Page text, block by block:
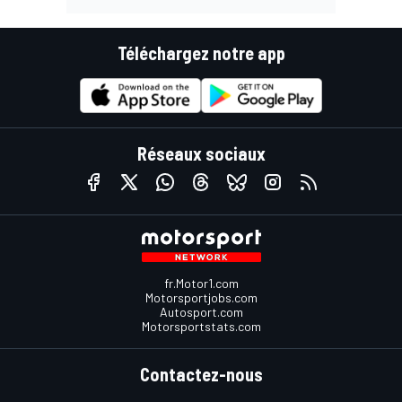
Téléchargez notre app
Réseaux sociaux
fr.Motor1.com
Motorsportjobs.com
Autosport.com
Motorsportstats.com
Contactez-nous